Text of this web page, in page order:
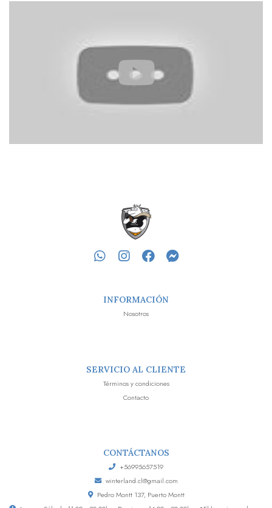
INFORMACIÓN
Nosotros
SERVICIO AL CLIENTE
Términos y condiciones
Contacto
CONTÁCTANOS
+56995657519
winterland.cl@gmail.com
Pedro Montt 137, Puerto Montt